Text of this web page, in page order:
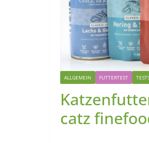
ALLGEMEIN FUTTERTEST
catz